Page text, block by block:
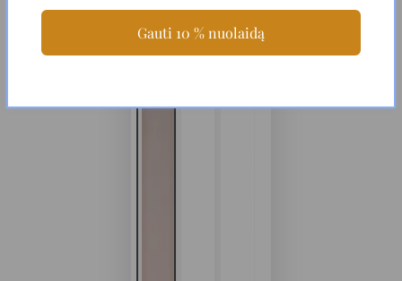
Gauti 10 % nuolaidą